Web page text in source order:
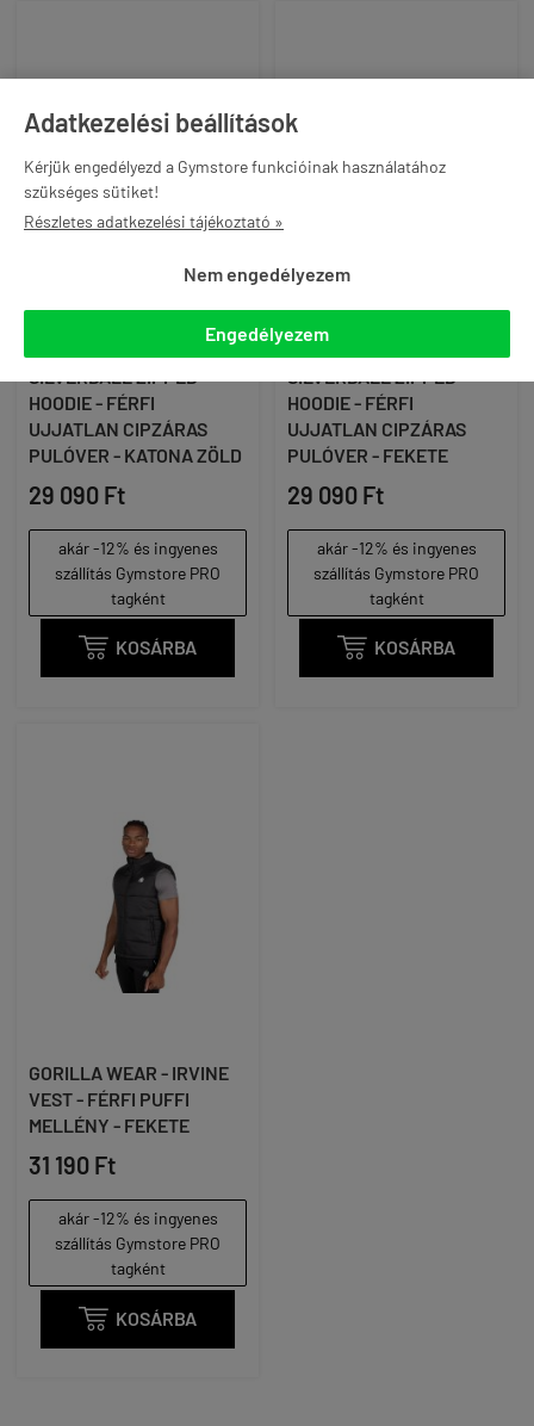
Adatkezelési beállítások
Kérjük engedélyezd a Gymstore funkcióinak használatához
szükséges sütiket!
Részletes adatkezelési tájékoztató »
Nem engedélyezem
Engedélyezem
SILVERDALE ZIPPED
HOODIE - FÉRFI
UJJATLAN CIPZÁRAS
PULÓVER - KATONA ZÖLD
29 090 Ft
akár -12% és ingyenes
szállítás Gymstore PRO
tagként
 KOSÁRBA
SILVERDALE ZIPPED
HOODIE - FÉRFI
UJJATLAN CIPZÁRAS
PULÓVER - FEKETE
29 090 Ft
akár -12% és ingyenes
szállítás Gymstore PRO
tagként
 KOSÁRBA
GORILLA WEAR - IRVINE
VEST - FÉRFI PUFFI
MELLÉNY - FEKETE
31 190 Ft
akár -12% és ingyenes
szállítás Gymstore PRO
tagként
 KOSÁRBA